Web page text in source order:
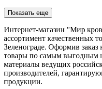
Показать еще
Интернет-магазин "Мир
ассортимент качественных
Зеленограде. Оформив
товары по самым выгодным
материалы ведущих
производителей,
продукции.